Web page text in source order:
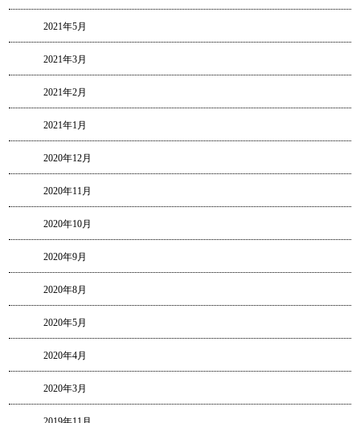
2021年5月
2021年3月
2021年2月
2021年1月
2020年12月
2020年11月
2020年10月
2020年9月
2020年8月
2020年5月
2020年4月
2020年3月